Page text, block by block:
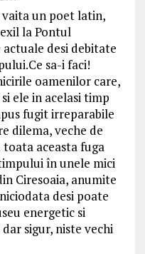
un poet latin,
la Pontul
desi debitate
sa-i faci!
oamenilor care,
ele in acelasi timp
fugit irreparabile
dilema, veche de
aceasta fuga
în unele mici
Ciresoaia, anumite
desi poate
energetic si
sigur, niste vechi